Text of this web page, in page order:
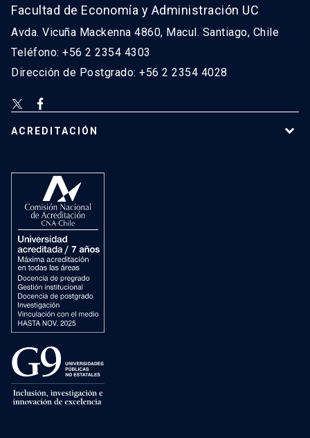
Facultad de Economía y Administración UC
Avda. Vicuña Mackenna 4860, Macul. Santiago, Chile
Teléfono: +56 2 2354 4303
Dirección de Postgrado: +56 2 2354 4028
ACREDITACIÓN